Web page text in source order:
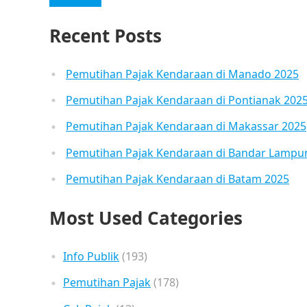
Recent Posts
Pemutihan Pajak Kendaraan di Manado 2025
Pemutihan Pajak Kendaraan di Pontianak
Pemutihan Pajak Kendaraan di Makassar 2025
Pemutihan Pajak Kendaraan di Bandar
Pemutihan Pajak Kendaraan di Batam 2025
Most Used Categories
Info Publik(193)
Pemutihan Pajak(178)